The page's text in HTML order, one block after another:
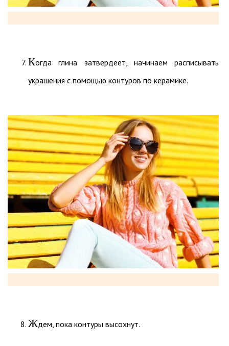
Когда глина затвердеет, начинаем расписывать
украшения с помощью контуров по керамике.
Ждем, пока контуры высохнут.